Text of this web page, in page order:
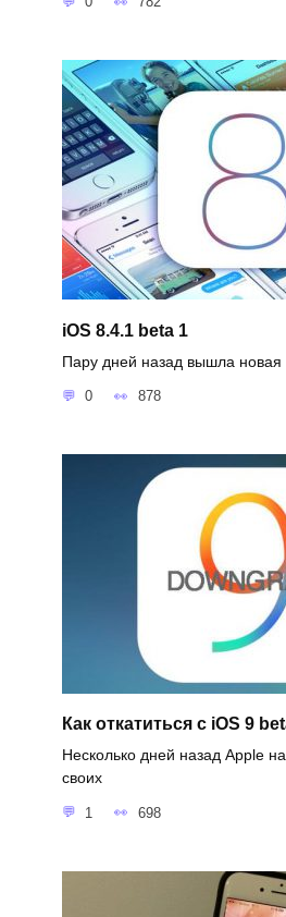
iOS 8.4.1 beta 1
Пару дней назад вышла новая
0 878
Как откатиться с iOS 9
Несколько дней назад Apple
своих
1 698